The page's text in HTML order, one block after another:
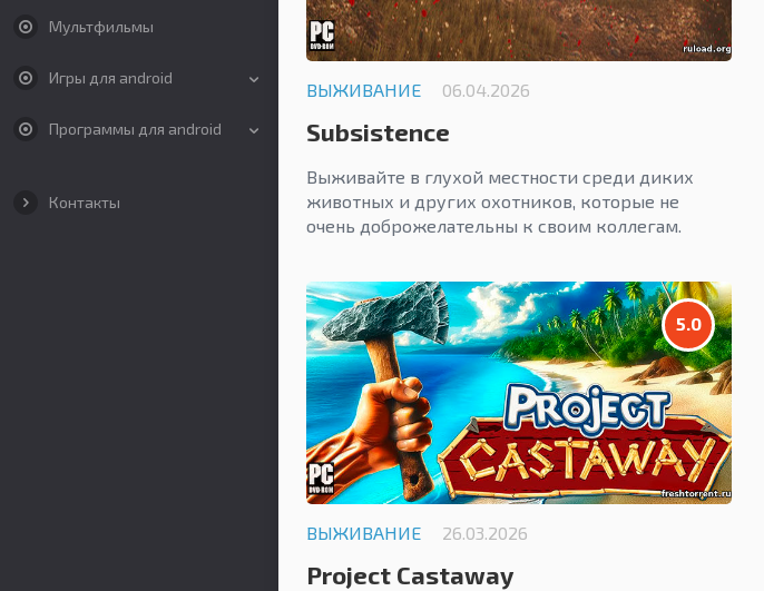
Мультфильмы
Игры для android
Программы для android
Контакты
ВЫЖИВАНИЕ 06.04.2026
Subsistence
Выживайте в глухой местности среди диких
животных и других охотников, которые не
очень доброжелательны к своим коллегам.
5.0
ВЫЖИВАНИЕ 26.03.2026
Project Castaway